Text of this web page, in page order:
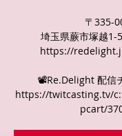
〒335-
埼玉県蕨市塚越1-
https://
📽️Re.Delight 配信
https://twitcasting.tv/
pcart/